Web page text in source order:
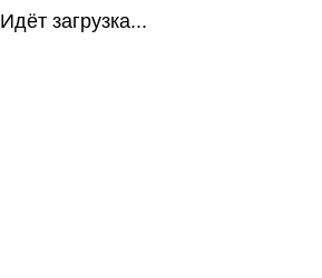
Идёт загрузка...